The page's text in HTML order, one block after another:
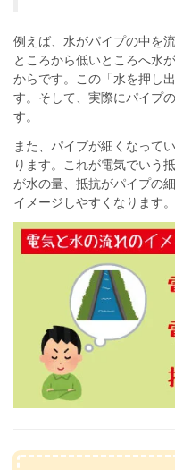
例えば、水がパイプの中を
ところから低いところへ水
からです。この「水を押し
す。そして、実際にパイプ
す。
また、パイプが細くなって
ります。これが電気でいう
が水の量、抵抗がパイプの
イメージしやすくなります。